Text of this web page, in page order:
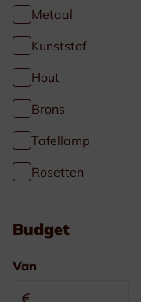
Metaal
Kunststof
Hout
Brons
Tafellamp
Rosetten
Budget
Van